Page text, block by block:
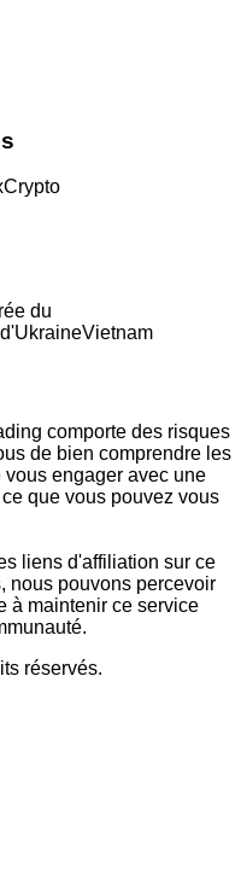
Crypto
du
Vietnam
comporte des risques
de bien comprendre les
engager avec une
que vous pouvez vous
liens d'affiliation sur ce
nous pouvons percevoir
à maintenir ce service
réservés.